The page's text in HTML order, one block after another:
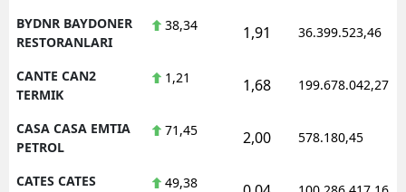
BYDNR BAYDONER
RESTORANLARI
38,34 1,91 36.399.523,46
CANTE CAN2
TERMIK
1,21 1,68 199.678.042,27
CASA CASA EMTIA
PETROL
71,45 2,00 578.180,45
CATES CATES
49,38